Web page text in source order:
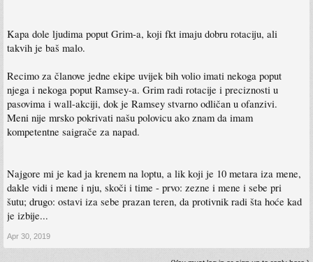
Kapa dole ljudima poput Grim-a, koji fkt imaju dobru rotaciju, ali
takvih je baš malo.
Recimo za članove jedne ekipe uvijek bih volio imati nekoga poput
njega i nekoga poput Ramsey-a. Grim radi rotacije i preciznosti u
pasovima i wall-akciji, dok je Ramsey stvarno odličan u ofanzivi.
Meni nije mrsko pokrivati našu polovicu ako znam da imam
kompetentne saigrače za napad.
Najgore mi je kad ja krenem na loptu, a lik koji je 10 metara iza mene,
dakle vidi i mene i nju, skoči i time - prvo: zezne i mene i sebe pri
šutu; drugo: ostavi iza sebe prazan teren, da protivnik radi šta hoće kad
je izbije...
Apr 30, 2019